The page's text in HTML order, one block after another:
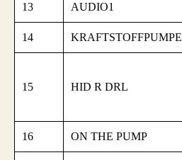
13 AUDIO1
14 KRAFTSTOFFPUMPE
15 HID R DRL
16 ON THE PUMP